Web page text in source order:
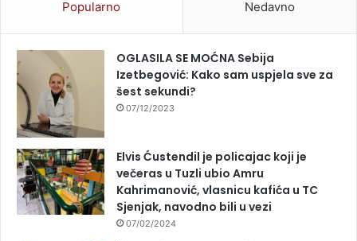
Popularno Nedavno
OGLASILA SE MOĆNA Sebija
Izetbegović: Kako sam uspjela sve za
šest sekundi?
07/12/2023
Elvis Ćustendil je policajac koji je
večeras u Tuzli ubio Amru
Kahrimanović, vlasnicu kafića u TC
Sjenjak, navodno bili u vezi
07/02/2024